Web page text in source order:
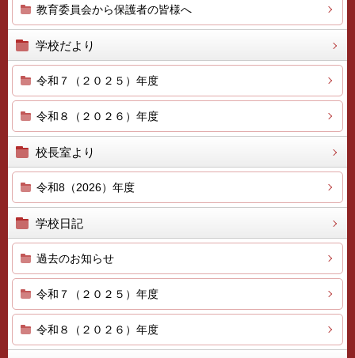
教育委員会から保護者の皆様へ
学校だより
令和７（２０２５）年度
令和８（２０２６）年度
校長室より
令和8（2026）年度
学校日記
過去のお知らせ
令和７（２０２５）年度
令和８（２０２６）年度